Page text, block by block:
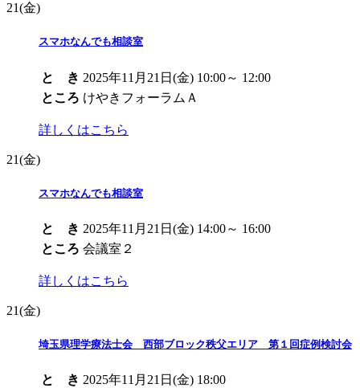
21(金)
スマホなんでも相談室
と き 2025年11月21日(金) 10:00～ 12:00
ところ けやきフォーラムＡ
詳しくはこちら
21(金)
スマホなんでも相談室
と き 2025年11月21日(金) 14:00～ 16:00
ところ 会議室２
詳しくはこちら
21(金)
埼玉県理学療法士会 西部ブロック秩父エリア 第１回症例検討会
と き 2025年11月21日(金) 18:00